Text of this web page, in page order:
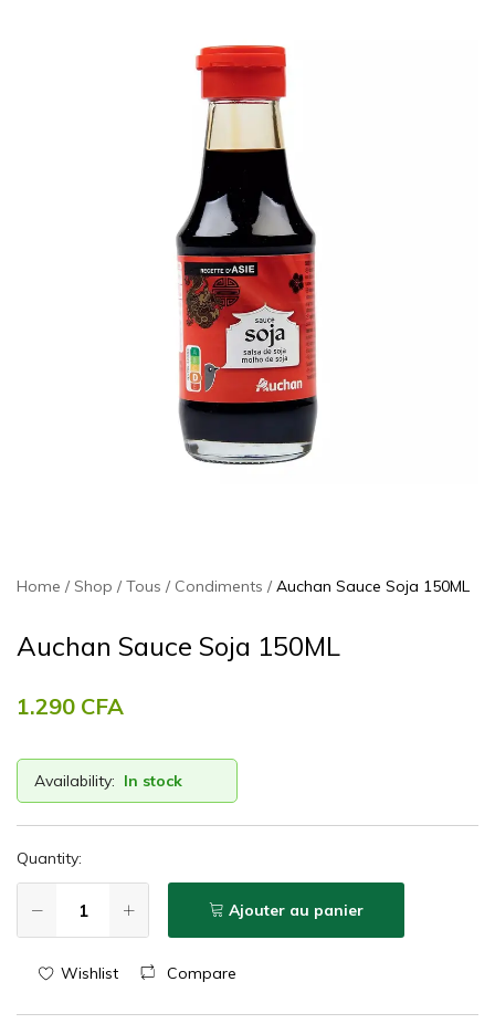
Home Shop Tous Condiments Auchan Sauce Soja 150ML
Auchan Sauce Soja 150ML
1.290 CFA
Availability: In stock
Quantity:
Ajouter au panier
Wishlist Compare